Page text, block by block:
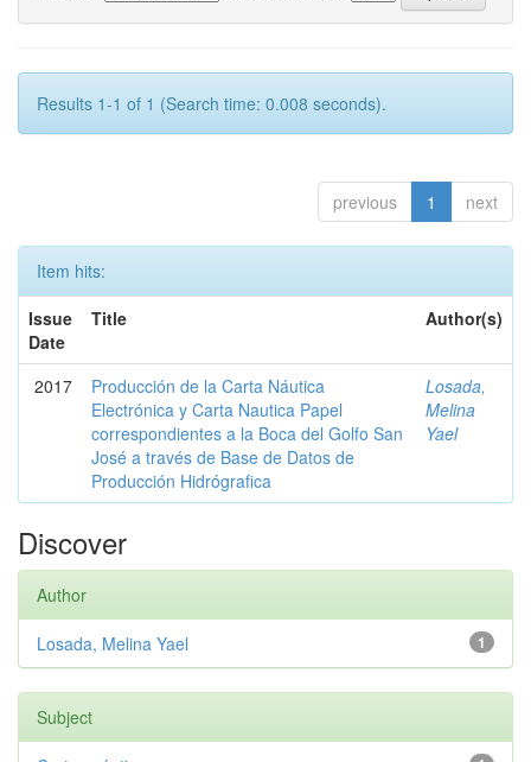
Results 1-1 of 1 (Search time: 0.008 seconds).
previous 1 next
Item hits:
Issue
Date
Title Author(s)
2017
Producción de la Carta Náutica
Electrónica y Carta Nautica Papel
correspondientes a la Boca del Golfo San
José a través de Base de Datos de
Producción Hidrógrafica
Losada,
Melina
Yael
Discover
Author
1
Losada, Melina Yael
Subject